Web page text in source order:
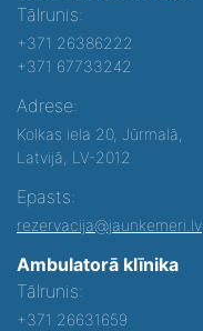
Tālrunis:
+371 26386222
+371 67733242
Adrese:
Kolkas iela 20, Jūrmalā,
Latvijā, LV-2012
Epasts:
rezervacija@jaunkemeri.lv
Ambulatorā klīnika
Tālrunis:
+371 26631659